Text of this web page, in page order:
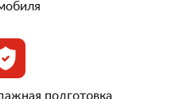
подготовка